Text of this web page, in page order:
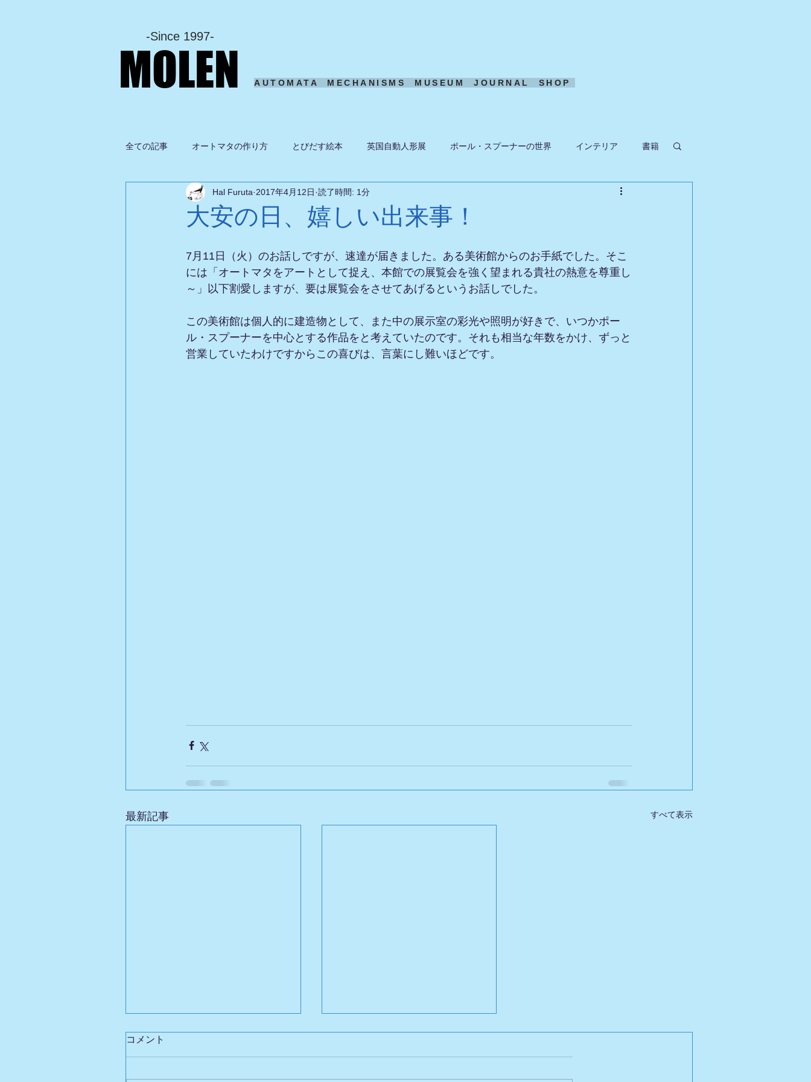
-Since 1997-
MOLEN AUTOMATA MECHANISMS MUSEUM JOURNAL SHOP
全ての記事 オートマタの作り方 とびだす絵本 英国自動人形展 ポール・スプーナーの世界 インテリア 書籍
グルメ ドローン ある日の風景
大安の日、嬉しい出来事！
Hal Furuta 2017年4月12日 読了時間: 1分
7月11日（火）のお話しですが、速達が届きました。ある美術館からのお手紙でした。そこ
には「オートマタをアートとして捉え、本館での展覧会を強く望まれる貴社の熱意を尊重し
～」以下割愛しますが、要は展覧会をさせてあげるというお話しでした。
この美術館は個人的に建造物として、また中の展示室の彩光や照明が好きで、いつかポー
ル・スプーナーを中心とする作品をと考えていたのです。それも相当な年数をかけ、ずっと
営業していたわけですからこの喜びは、言葉にし難いほどです。
最新記事 すべて表示
コメント